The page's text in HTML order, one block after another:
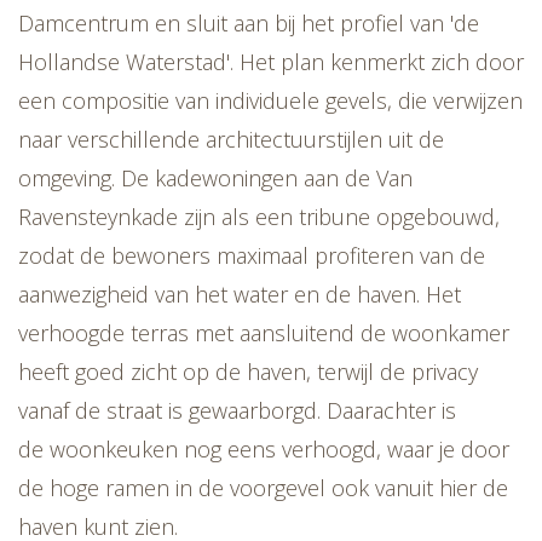
Damcentrum en sluit aan bij het profiel van 'de
Hollandse Waterstad'. Het plan kenmerkt zich door
een compositie van individuele gevels, die verwijzen
naar verschillende architectuurstijlen uit de
omgeving. De kadewoningen aan de Van
Ravensteynkade zijn als een tribune opgebouwd,
zodat de bewoners maximaal profiteren van de
aanwezigheid van het water en de haven. Het
verhoogde terras met aansluitend de woonkamer
heeft goed zicht op de haven, terwijl de privacy
vanaf de straat is gewaarborgd. Daarachter is
de woonkeuken nog eens verhoogd, waar je door
de hoge ramen in de voorgevel ook vanuit hier de
haven kunt zien.